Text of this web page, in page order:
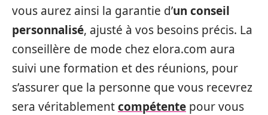
vous aurez ainsi la garantie d’un conseil
personnalisé, ajusté à vos besoins précis. La
conseillère de mode chez elora.com aura
suivi une formation et des réunions, pour
s’assurer que la personne que vous recevrez
sera véritablementcompétente pour vous